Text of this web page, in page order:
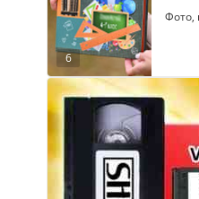
6
Фото,